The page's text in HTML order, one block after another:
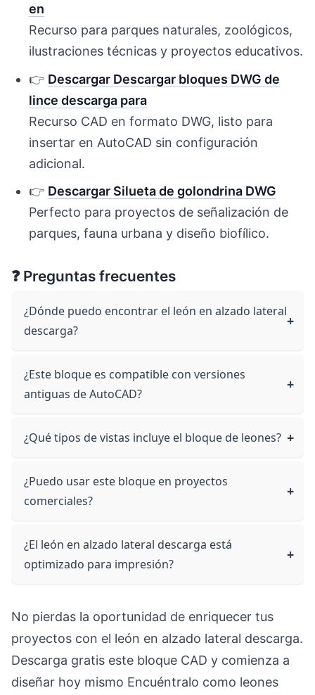
en
Recurso para parques naturales, zoológicos,
ilustraciones técnicas y proyectos educativos.
👉 Descargar Descargar bloques DWG de
lince descarga para
Recurso CAD en formato DWG, listo para
insertar en AutoCAD sin configuración
adicional.
👉 Descargar Silueta de golondrina DWG
Perfecto para proyectos de señalización de
parques, fauna urbana y diseño biofílico.
❓ Preguntas frecuentes
¿Dónde puedo encontrar el león en alzado lateral
descarga?
¿Este bloque es compatible con versiones
antiguas de AutoCAD?
¿Qué tipos de vistas incluye el bloque de leones?
¿Puedo usar este bloque en proyectos
comerciales?
¿El león en alzado lateral descarga está
optimizado para impresión?
No pierdas la oportunidad de enriquecer tus
proyectos con el león en alzado lateral descarga.
Descarga gratis este bloque CAD y comienza a
diseñar hoy mismo Encuéntralo como leones